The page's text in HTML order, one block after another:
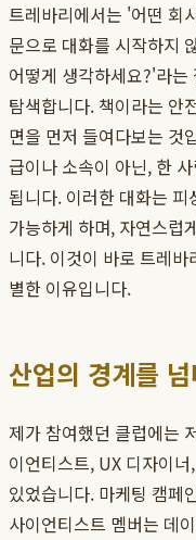
트레바리에서는 '어떤 회
문으로 대화를 시작하지
어떻게 생각하세요?'라
탐색합니다. 책이라는 안
면을 먼저 들여다보는 것
급이나 소속이 아닌, 한
됩니다. 이러한 대화는
가능하게 하며, 자연스럽
니다. 이것이 바로 트레바
별한 이유입니다.
산업의 경계를
제가 참여했던 클럽에는
이언티스트, UX 디자이
있었습니다. 마케팅 캠페
사이언티스트 멤버는 데